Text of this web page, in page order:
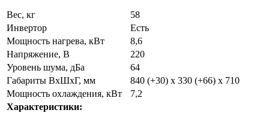
Вес, кг
58
Инвертор
Есть
Мощность нагрева, кВт
8,6
Напряжение, В
220
Уровень шума, дБа
64
Габариты ВхШхГ, мм
840 (+30) x 330 (+66) x 710
Мощность охлаждения, кВт
7,2
Характеристики: